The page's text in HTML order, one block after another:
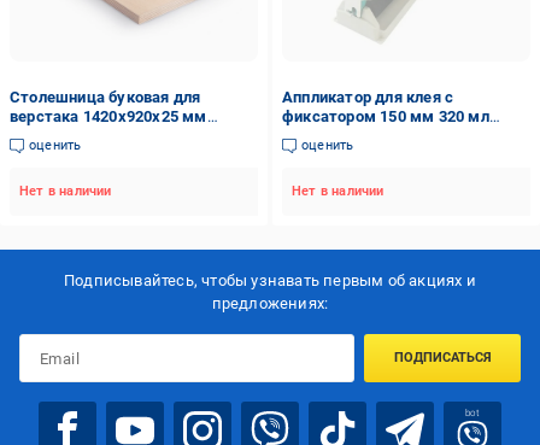
Столешница буковая для
верстака 1420х920х25 мм
(25310902)
оценить
Нет в наличии
Аппликатор для клея с
фиксатором 150 мм 320 мл
(22385672)
оценить
Нет в наличии
Подписывайтесь, чтобы узнавать первым об акцияx и
предложениях:
ПОДПИСАТЬСЯ
bot